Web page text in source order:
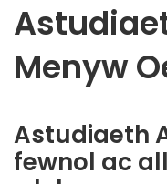
Menyw
Astudiaeth
fewnol ac